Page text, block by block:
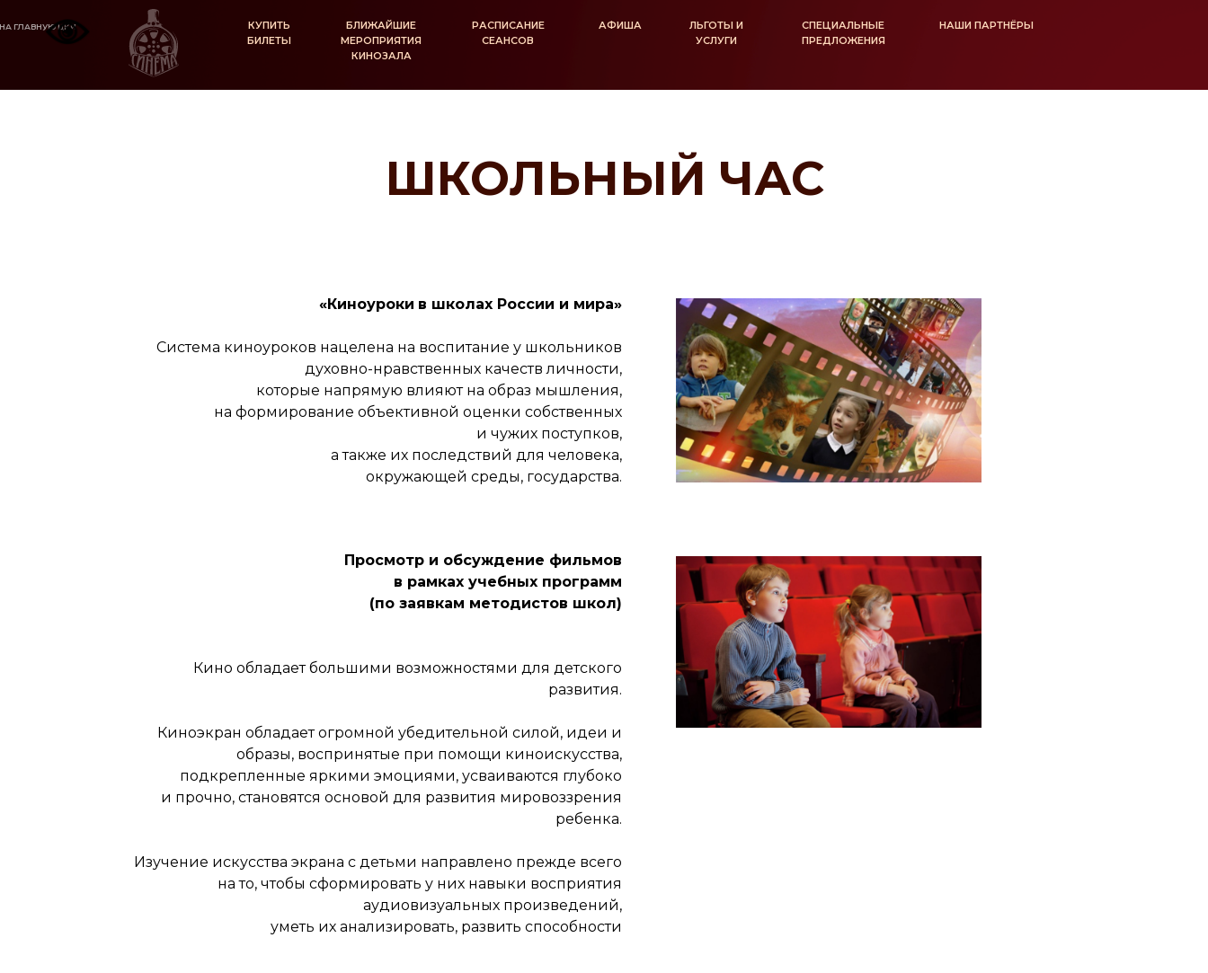
КУПИТЬ
БИЛЕТЫ
БЛИЖАЙШИЕ
МЕРОПРИЯТИЯ
КИНОЗАЛА
РАСПИСАНИЕ
СЕАНСОВ
АФИША
ЛЬГОТЫ И
УСЛУГИ
СПЕЦИАЛЬНЫЕ
ПРЕДЛОЖЕНИЯ
ГЛАВНУЮ ЦКИ НАШИ ПАРТНЁРЫ
«Киноуроки в школах России и мира»
Система киноуроков нацелена на воспитание у школьников
духовно-нравственных качеств личности,
которые напрямую влияют на образ мышления,
на формирование объективной оценки собственных
и чужих поступков,
а также их последствий для человека,
окружающей среды, государства.
Просмотр и обсуждение фильмов
в рамках учебных программ
(по заявкам методистов школ)
Кино обладает большими возможностями для детского
развития.
Киноэкран обладает огромной убедительной силой, идеи и
образы, воспринятые при помощи киноискусства,
подкрепленные яркими эмоциями, усваиваются глубоко
и прочно, становятся основой для развития мировоззрения
ребенка.
Изучение искусства экрана с детьми направлено прежде всего
на то, чтобы сформировать у них навыки восприятия
аудиовизуальных произведений,
уметь их анализировать, развить способности
ШКОЛЬНЫЙ ЧАС